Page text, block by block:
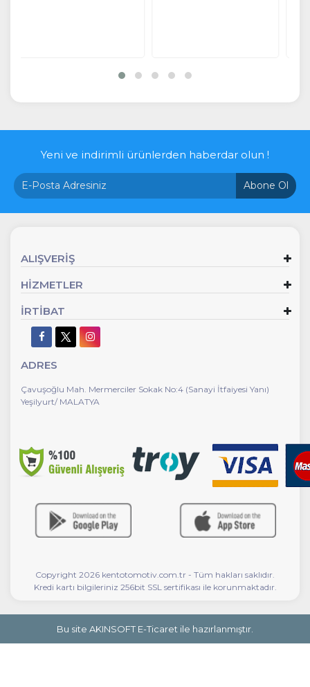
Yeni ve indirimli ürünlerden haberdar olun !
Abone Ol
ALIŞVERİŞ
HİZMETLER
İRTİBAT
ADRES
Çavuşoğlu Mah. Mermerciler Sokak No:4 (Sanayi İtfaiyesi Yanı)
Yeşilyurt/ MALATYA
Copyright 2026 kentotomotiv.com.tr - Tüm hakları saklıdır.
Kredi kartı bilgileriniz 256bit SSL sertifikası ile korunmaktadır.
Bu site AKINSOFT E-Ticaret ile hazırlanmıştır.